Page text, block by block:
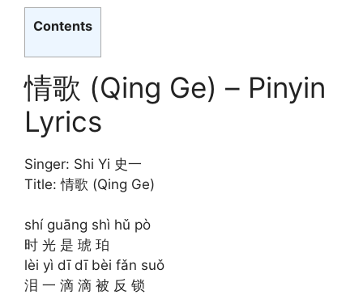
Contents
情歌 (Qing Ge) – Pinyin
Lyrics
Singer: Shi Yi 史一
Title: 情歌 (Qing Ge)
shí guāng shì hǔ pò
时 光 是 琥 珀
lèi yì dī dī bèi fǎn suǒ
泪 一 滴 滴 被 反 锁